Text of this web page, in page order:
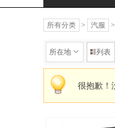
所有分类 > 汽服 >
所在地 列表
很抱歉！